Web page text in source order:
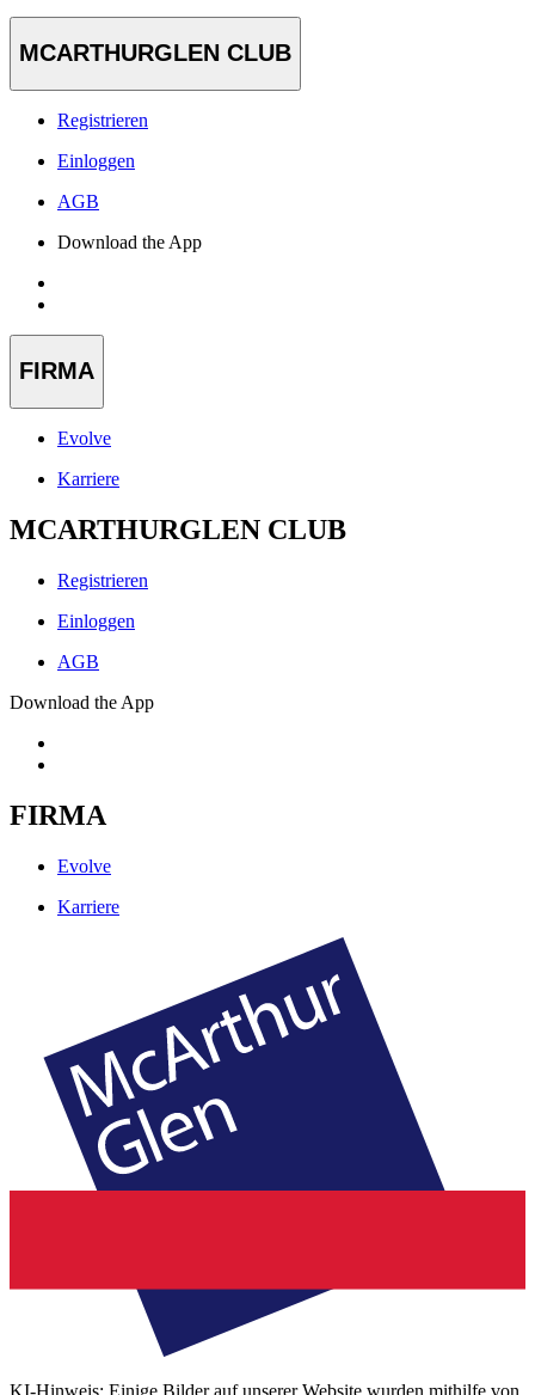
MCARTHURGLEN CLUB
Registrieren
Einloggen
AGB
Download the App
FIRMA
Evolve
Karriere
MCARTHURGLEN CLUB
Registrieren
Einloggen
AGB
Download the App
FIRMA
Evolve
Karriere